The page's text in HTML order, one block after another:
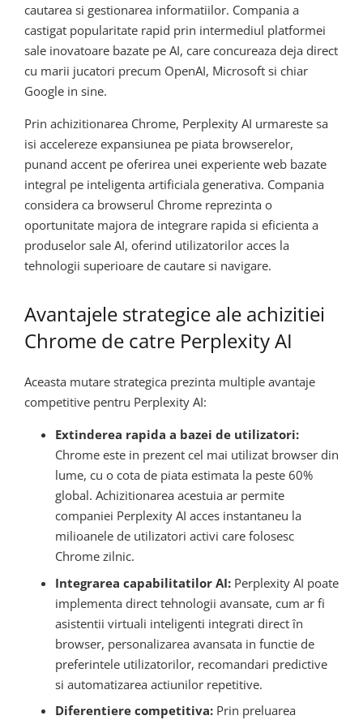
cautarea si gestionarea informatiilor. Compania a
castigat popularitate rapid prin intermediul platformei
sale inovatoare bazate pe AI, care concureaza deja direct
cu marii jucatori precum OpenAI, Microsoft si chiar
Google in sine.
Prin achizitionarea Chrome, Perplexity AI urmareste sa
isi accelereze expansiunea pe piata browserelor,
punand accent pe oferirea unei experiente web bazate
integral pe inteligenta artificiala generativa. Compania
considera ca browserul Chrome reprezinta o
oportunitate majora de integrare rapida si eficienta a
produselor sale AI, oferind utilizatorilor acces la
tehnologii superioare de cautare si navigare.
Avantajele strategice ale achizitiei
Chrome de catre Perplexity AI
Aceasta mutare strategica prezinta multiple avantaje
competitive pentru Perplexity AI:
Extinderea rapida a bazei de utilizatori:
Chrome este in prezent cel mai utilizat browser din
lume, cu o cota de piata estimata la peste 60%
global. Achizitionarea acestuia ar permite
companiei Perplexity AI acces instantaneu la
milioanele de utilizatori activi care folosesc
Chrome zilnic.
Integrarea capabilitatilor AI: Perplexity AI poate
implementa direct tehnologii avansate, cum ar fi
asistentii virtuali inteligenti integrati direct în
browser, personalizarea avansata in functie de
preferintele utilizatorilor, recomandari predictive
si automatizarea actiunilor repetitive.
Diferentiere competitiva: Prin preluarea